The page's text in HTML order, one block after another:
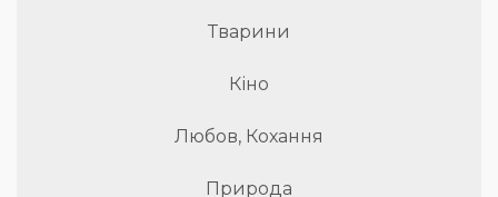
Тварини
Кіно
Любов, Кохання
Природа